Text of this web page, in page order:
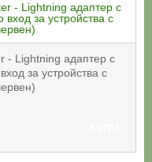
- Lightning адаптер с
за устройства с